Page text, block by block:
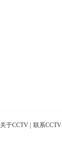
关于CCTV 联系CCTV